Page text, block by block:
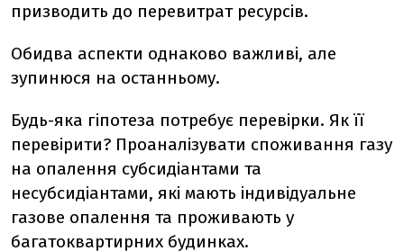
призводить до перевитрат ресурсів.
Обидва аспекти однаково важливі, але
зупинюся на останньому.
Будь-яка гіпотеза потребує перевірки. Як її
перевірити? Проаналізувати споживання газу
на опалення субсидіантами та
несубсидіантами, які мають індивідуальне
газове опалення та проживають у
багатоквартирних будинках.